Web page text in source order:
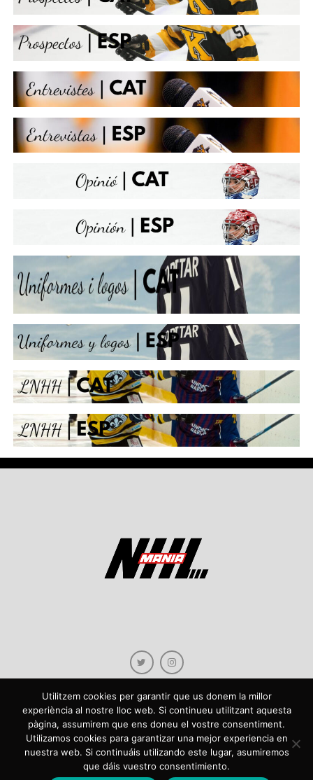
Copyright © 2021 NHLmania.com. Tots els drets reservats / Todos los derechos
reservados. NHLmania és una web dedicada a la difusió de contingut sobre la
NHL, tant en català com en castellà. L'escut de NHLmania.com és propietat de la
web en qüestió. NHLmania es una web dedicada a la difusión de contenido sobre
Utilitzem cookies per garantir que us donem la millor
experiència al nostre lloc web. Si continueu utilitzant aquesta
pàgina, assumirem que ens doneu el vostre consentiment.
Utilizamos cookies para garantizar una mejor experiencia en
nuestra web. Si continuáis utilizando este lugar, asumiremos
que dáis vuestro consentimiento.